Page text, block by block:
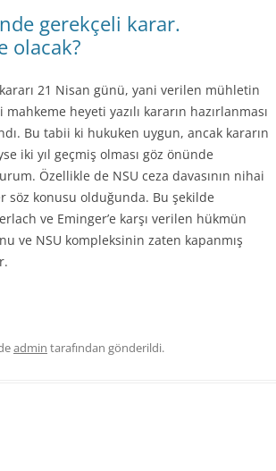
gerekçeli karar.
olacak?
21 Nisan günü, yani verilen mühletin
heyeti yazılı kararın hazırlanması
Bu tabii ki hukuken uygun, ancak kararın
iki yıl geçmiş olması göz önünde
Özellikle de NSU ceza davasının nihai
söz konusu olduğunda. Bu şekilde
ve Eminger’e karşı verilen hükmün
ve NSU kompleksinin zaten kapanmış
admin tarafından gönderildi.